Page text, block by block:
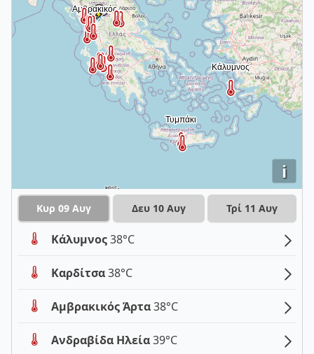
i
Κυρ 09 Αυγ Δευ 10 Αυγ Τρί 11 Αυγ
Κάλυμνος38°C
Καρδίτσα38°C
Αμβρακικός Άρτα38°C
Ανδραβίδα Ηλεία39°C